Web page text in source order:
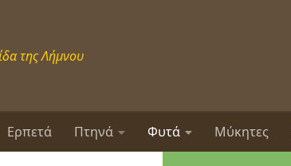
της Λήμνου
Ερπετά Πτηνά Φυτά Μύκητες